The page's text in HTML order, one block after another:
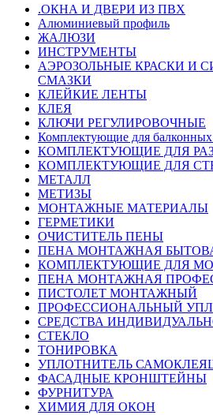
.ОКНА И ДВЕРИ ИЗ ПВХ
Алюминиевый профиль
ЖАЛЮЗИ
ИНСТРУМЕНТЫ
АЭРОЗОЛЬНЫЕ КРАСКИ И
СМАЗКИ
КЛЕЙКИЕ ЛЕНТЫ
КЛЕЯ
КЛЮЧИ РЕГУЛИРОВОЧНЫЕ
Комплектующие для балконных
КОМПЛЕКТУЮЩИЕ ДЛЯ
КОМПЛЕКТУЮЩИЕ ДЛЯ
МЕТАЛЛ
МЕТИЗЫ
МОНТАЖНЫЕ МАТЕРИАЛЫ
ГEPМЕТИКИ
ОЧИСТИТЕЛЬ ПЕНЫ
ПЕНА МОНТАЖНАЯ
КОМПЛЕКТУЮЩИЕ ДЛЯ
ПЕНА МОНТАЖНАЯ
ПИСТОЛЕТ МОНТАЖНЫЙ
ПРОФЕССИОНАЛЬНЫЙ
СРЕДСТВА
СТЕКЛО
ТОНИРОВКА
УПЛОТНИТЕЛЬ
ФАСАДНЫЕ КРОНШТЕЙНЫ
ФУРНИТУРА
ХИМИЯ ДЛЯ ОКОН